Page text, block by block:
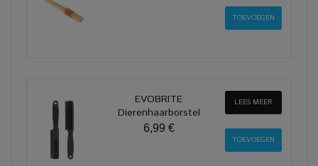
EVOBRITE
Dierenhaarborstel
6,99 €
LEES MEER